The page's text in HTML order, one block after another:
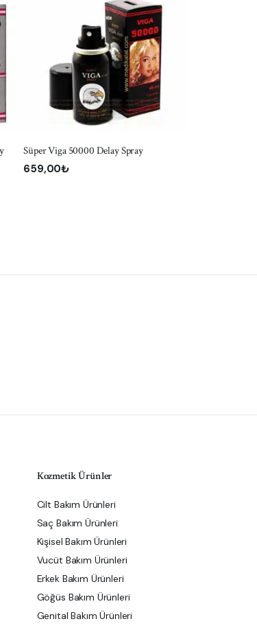
SEPETE EKLE
Süper Viga 50000 Delay Spray
659,00₺
Kozmetik Ürünler
Cilt Bakım Ürünleri
Saç Bakım Ürünleri
Kişisel Bakım Ürünleri
Vucüt Bakım Ürünleri
Erkek Bakım Ürünleri
Göğüs Bakım Ürünleri
Genital Bakım Ürünleri